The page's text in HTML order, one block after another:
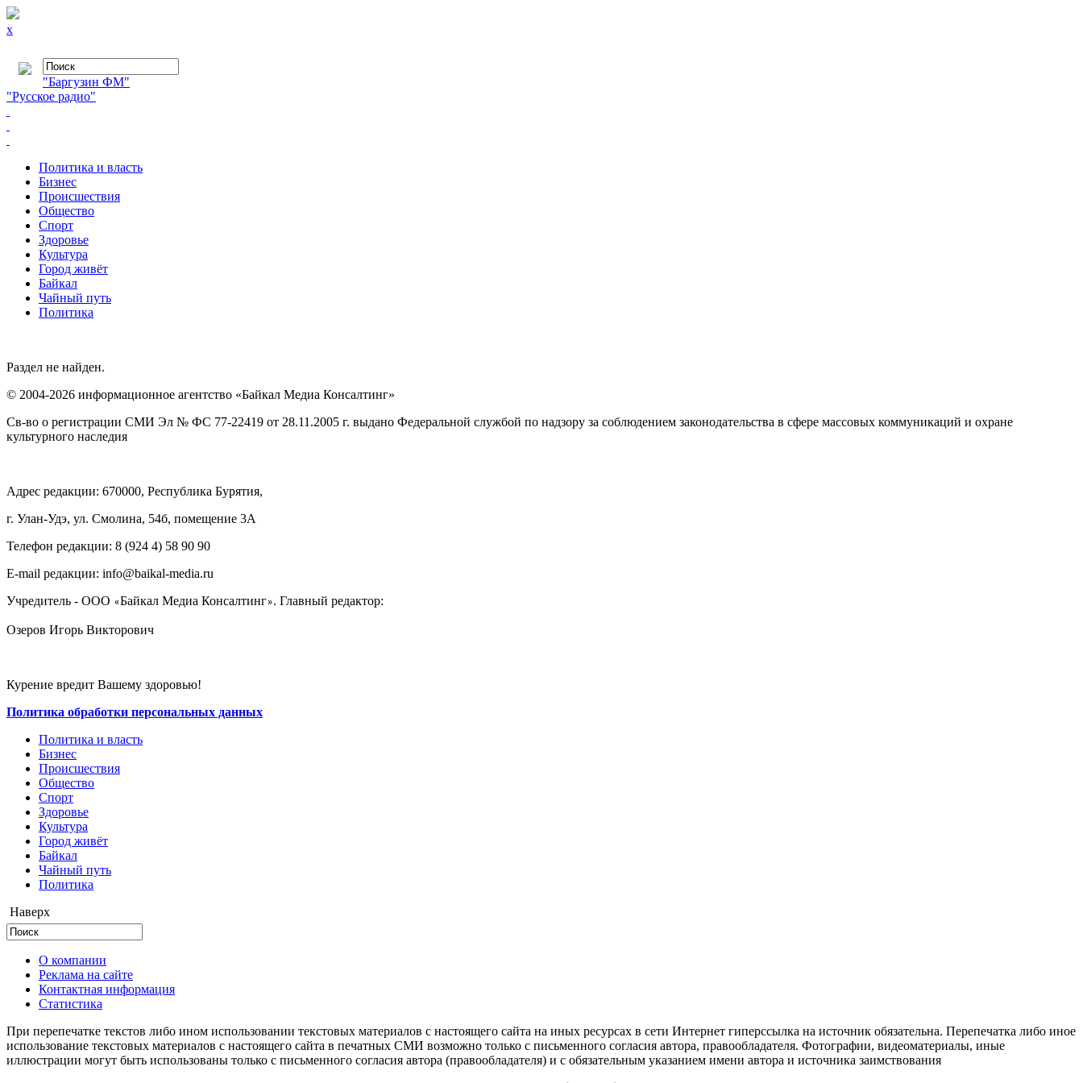
x
"Баргузин ФМ"
"Русское радио"
Политика и власть
Бизнес
Происшествия
Общество
Cпорт
Здоровье
Культура
Город живёт
Байкал
Чайный путь
Политика
Раздел не найден.
© 2004-2026 информационное агентство «Байкал Медиа Консалтинг»
Св-во о регистрации СМИ Эл № ФС 77-22419 от 28.11.2005 г. выдано Федеральной службой по надзору за соблюдением законодательства в сфере массовых коммуникаций и охране
культурного наследия
Адрес редакции: 670000, Республика Бурятия,
г. Улан-Удэ, ул. Смолина, 54б, помещение 3А
Телефон редакции: ‎‎8 (924 4) 58 90 90
E-mail редакции: info@baikal-media.ru
Учредитель - ООО «Байкал Медиа Консалтинг». Главный редактор:
Озеров Игорь Викторович
Курение вредит Вашему здоровью!
Политика обработки персональных данных
Политика и власть
Бизнес
Происшествия
Общество
Cпорт
Здоровье
Культура
Город живёт
Байкал
Чайный путь
Политика
Наверх
О компании
Реклама на сайте
Контактная информация
Статистика
При перепечатке текстов либо ином использовании текстовых материалов с настоящего сайта на иных ресурсах в сети Интернет гиперссылка на источник обязательна. Перепечатка либо иное
использование текстовых материалов с настоящего сайта в печатных СМИ возможно только с письменного согласия автора, правообладателя. Фотографии, видеоматериалы, иные
иллюстрации могут быть использованы только с письменного согласия автора (правообладателя) и с обязательным указанием имени автора и источника заимствования